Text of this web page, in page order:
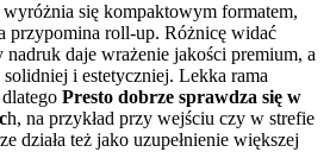
wyróżnia się kompaktowym formatem,
przypomina roll-up. Różnicę widać
daje wrażenie jakości premium, a
i estetyczniej. Lekka rama
Presto dobrze sprawdza się w
h, na przykład przy wejściu czy w strefie
działa też jako uzupełnienie większej